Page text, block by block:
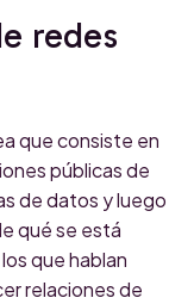
redes
que consiste en
públicas de
de datos y luego
qué se está
que hablan
relaciones de